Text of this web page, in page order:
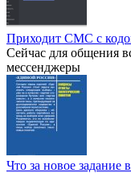
Приходит СМС с
Сейчас для общения
мессенджеры
Что за новое